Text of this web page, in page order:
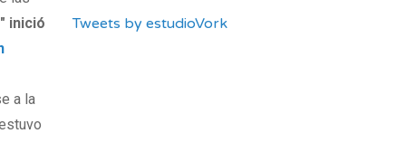
inició
a la
Tweets by estudioVork